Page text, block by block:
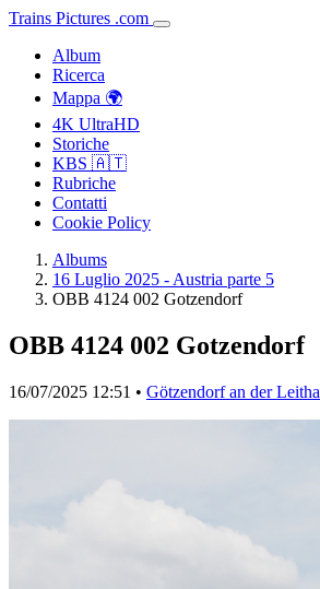
Trains Pictures .com
Album
Ricerca
Mappa 🌍
4K UltraHD
Storiche
KBS 🇦🇹
Rubriche
Contatti
Cookie Policy
Albums
16 Luglio 2025 - Austria parte 5
OBB 4124 002 Gotzendorf
OBB 4124 002 Gotzendorf
16/07/2025 12:51 • Götzendorf an der Leitha